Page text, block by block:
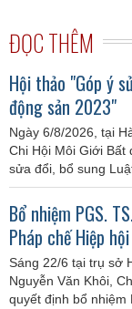
ĐỌC THÊM
Hội thảo "Góp ý
động sản 2023"
Ngày 6/8/2026, tại
Chi Hội Môi Giới Bất
sửa đổi, bổ sung
Bổ nhiệm PGS.
Pháp chế Hiệp
Sáng 22/6 tại trụ sở
Nguyễn Văn Khôi,
quyết định bổ nhiệm